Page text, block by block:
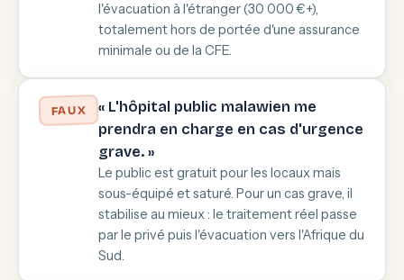
l'évacuation à l'étranger (30 000 €+),
totalement hors de portée d'une assurance
minimale ou de la CFE.
FAUX
« L'hôpital public malawien me
prendra en charge en cas d'urgence
grave. »
Le public est gratuit pour les locaux mais
sous-équipé et saturé. Pour un cas grave, il
stabilise au mieux : le traitement réel passe
par le privé puis l'évacuation vers l'Afrique du
Sud.